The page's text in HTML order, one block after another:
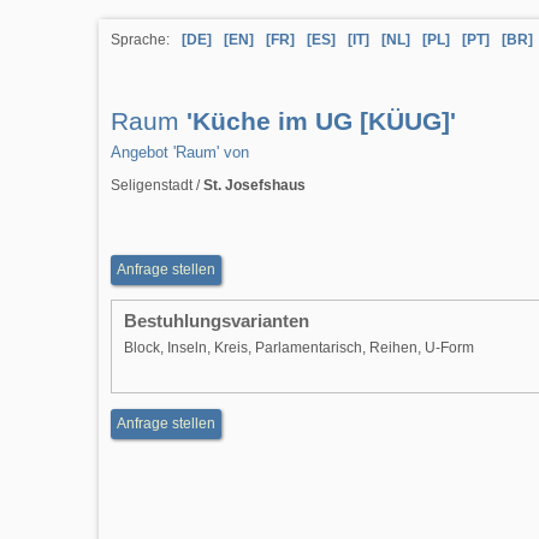
Sprache: [DE] [EN] [FR] [ES] [IT] [NL] [PL] [PT] [BR]
Raum 'Küche im UG [KÜUG]'
Angebot 'Raum' von
Seligenstadt /St. Josefshaus
Anfrage stellen
Bestuhlungsvarianten
Block, Inseln, Kreis, Parlamentarisch, Reihen, U-Form
Anfrage stellen